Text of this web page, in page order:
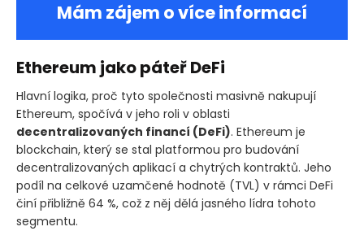
Mám zájem o více informací
Ethereum jako páteř DeFi
Hlavní logika, proč tyto společnosti masivně nakupují
Ethereum, spočívá v jeho roli v oblasti
decentralizovaných financí (DeFi). Ethereum je
blockchain, který se stal platformou pro budování
decentralizovaných aplikací a chytrých kontraktů. Jeho
podíl na celkové uzamčené hodnotě (TVL) v rámci DeFi
činí přibližně 64 %, což z něj dělá jasného lídra tohoto
segmentu.